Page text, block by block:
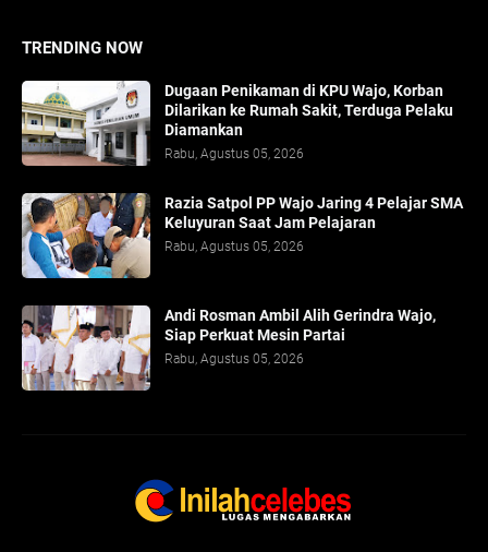
TRENDING NOW
Dugaan Penikaman di KPU Wajo, Korban
Dilarikan ke Rumah Sakit, Terduga Pelaku
Diamankan
Rabu, Agustus 05, 2026
Razia Satpol PP Wajo Jaring 4 Pelajar SMA
Keluyuran Saat Jam Pelajaran
Rabu, Agustus 05, 2026
Andi Rosman Ambil Alih Gerindra Wajo,
Siap Perkuat Mesin Partai
Rabu, Agustus 05, 2026